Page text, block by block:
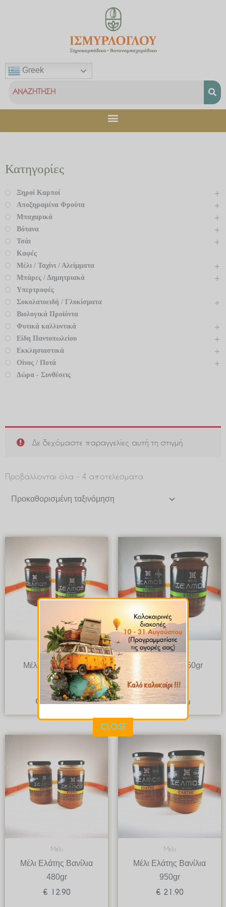
Greek
Κατηγορίες
Ξηροί Καρποί
Αποξηραμένα Φρούτα
Μπαχαρικά
Βότανα
Τσάι
Καφές
Μέλι / Ταχίνι / Αλείμματα
Μπάρες / Δημητριακά
Υπερτροφές
Σοκολατοειδή / Γλυκίσματα
Βιολογικά Προϊόντα
Φυτικά καλλυντικά
Είδη Παντοπωλείου
Εκκλησιαστικά
Οίνος / Ποτά
Δώρα - Συνθέσεις
Δε δεχόμαστε παραγγελίες αυτή τη στιγμή.
Προβάλλονται όλα - 4 αποτελέσματα
Μέλι
Μέλι Ελάτης 480gr
€8.20
Quick View
Μέλι
Μέλι Ελάτης 950gr
€15.90
Quick View
Μέλι
Μέλι Ελάτης Βανίλια
480gr
€ 12.90
Μέλι
Μέλι Ελάτης Βανίλια
950gr
€ 21.90
CLOSE